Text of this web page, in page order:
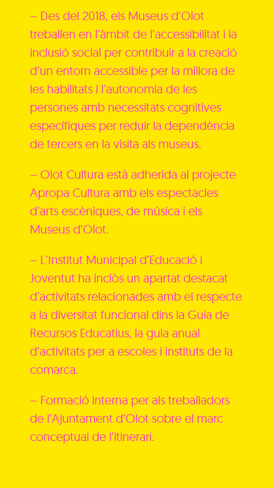
– Des del 2018, els Museus d’Olot
treballen en l’àmbit de l’accessibilitat i la
inclusió social per contribuir a la creació
d’un entorn accessible per la millora de
les habilitats i l’autonomia de les
persones amb necessitats cognitives
específiques per reduir la dependència
de tercers en la visita als museus.
– Olot Cultura està adherida al projecte
Apropa Cultura amb els espectacles
d’arts escèniques, de música i els
Museus d’Olot.
– L’Institut Municipal d’Educació i
Joventut ha inclòs un apartat destacat
d’activitats relacionades amb el respecte
a la diversitat funcional dins la Guia de
Recursos Educatius, la guia anual
d’activitats per a escoles i instituts de la
comarca.
– Formació interna per als treballadors
de l’Ajuntament d’Olot sobre el marc
conceptual de l’itinerari.